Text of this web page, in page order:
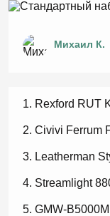
Михаил К.
Rexford RUT
Civivi Ferrum
Leatherman
Streamlight
GMW-